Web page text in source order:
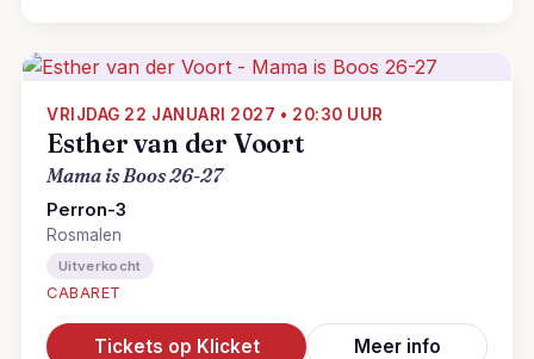
VRIJDAG 22 JANUARI 2027 • 20:30 UUR
Esther van der Voort
Mama is Boos 26-27
Perron-3
Rosmalen
Uitverkocht
CABARET
Tickets op Klicket Meer info